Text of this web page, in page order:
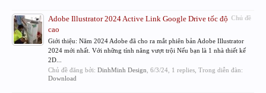
Chủ đề
Adobe Illustrator 2024 Active Link Google Drive tốc độ
cao
Giới thiệu: Năm 2024 Adobe đã cho ra mắt phiên bản Adobe Illustrator
2024 mới nhất. Với những tính năng vượt trội Nếu bạn là 1 nhà thiết kế
2D...
Chủ đề đăng bởi: DinhMinh Design 6/3/24 , 1 replies, Trong diễn đàn:
Download